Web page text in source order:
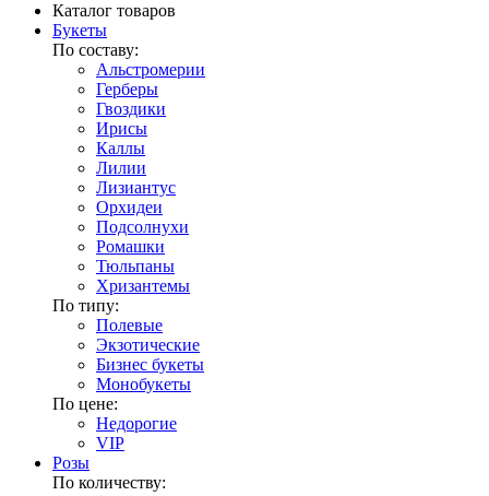
Каталог товаров
Букеты
По составу:
Альстромерии
Герберы
Гвоздики
Ирисы
Каллы
Лилии
Лизиантус
Орхидеи
Подсолнухи
Ромашки
Тюльпаны
Хризантемы
По типу:
Полевые
Экзотические
Бизнес букеты
Монобукеты
По цене:
Недорогие
VIP
Розы
По количеству: